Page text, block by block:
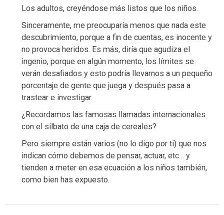
Los adultos, creyéndose más listos que los niños.
Sinceramente, me preocuparía menos que nada este
descubrimiento, porque a fin de cuentas, es inocente y
no provoca heridos. Es más, diría que agudiza el
ingenio, porque en algún momento, los límites se
verán desafiados y esto podría llevarnos a un pequeño
porcentaje de gente que juega y después pasa a
trastear e investigar.
¿Recordamos las famosas llamadas internacionales
con el silbato de una caja de cereales?
Pero siempre están varios (no lo digo por ti) que nos
indican cómo debemos de pensar, actuar, etc… y
tienden a meter en esa ecuación a los niños también,
como bien has expuesto.